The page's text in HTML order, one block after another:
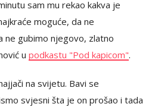
sam mu rekao kakva je
moguće, da ne
ne gubimo njegovo, zlatno
u podkastu "Pod kapicom".
na svijetu. Bavi se
svjesni šta je on prošao i tada